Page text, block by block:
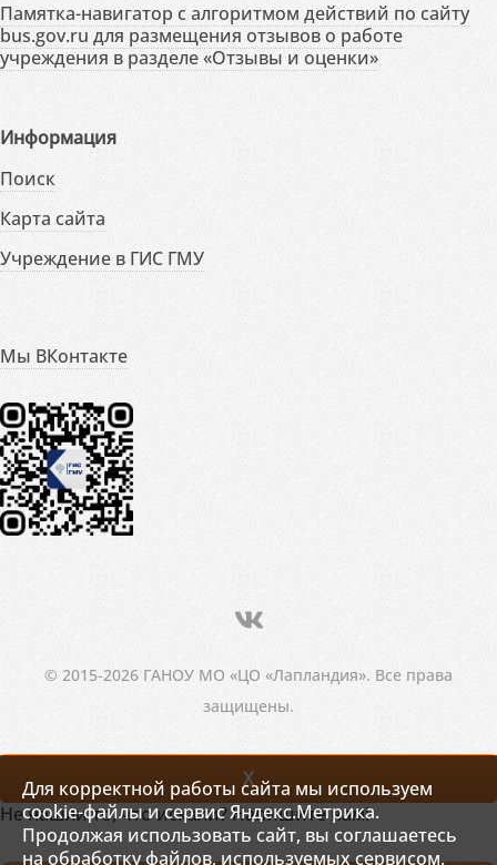
Памятка-навигатор с алгоритмом действий по сайту
bus.gov.ru для размещения отзывов о работе
учреждения в разделе «Отзывы и оценки»
Информация
Поиск
Карта сайта
Учреждение в ГИС ГМУ
Мы ВКонтакте
© 2015-2026 ГАНОУ МО «ЦО «Лапландия». Все права
защищены.
Для корректной работы сайта мы используем
cookie-файлы и сервис Яндекс.Метрика.
Продолжая использовать сайт, вы соглашаетесь
на обработку файлов, используемых сервисом.
X
Не нашли то, что искали? Напишите нам!